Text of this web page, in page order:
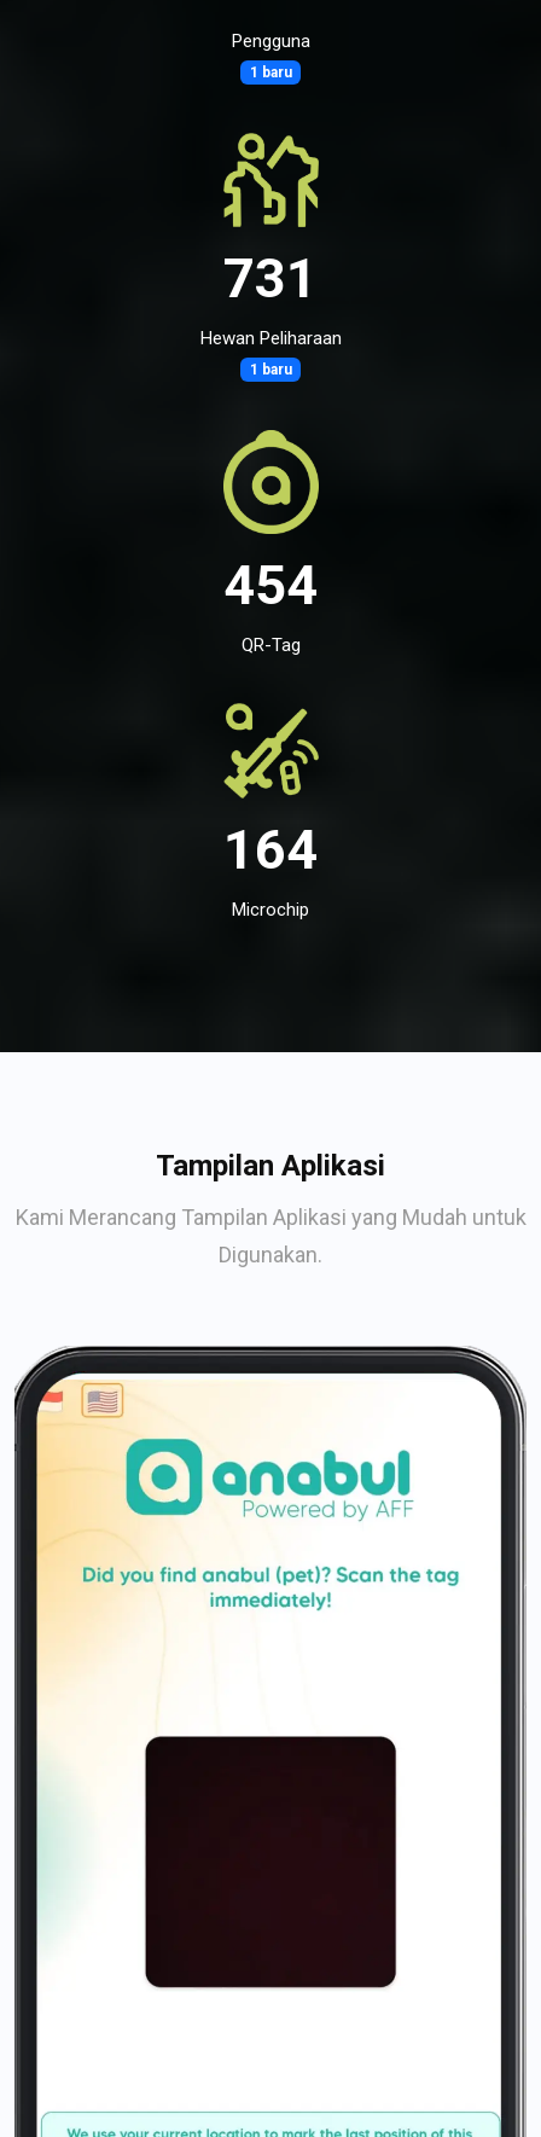
Pengguna
1 baru
731
Hewan Peliharaan
1 baru
454
QR-Tag
164
Microchip
Tampilan Aplikasi
Kami Merancang Tampilan Aplikasi yang Mudah untuk
Digunakan.